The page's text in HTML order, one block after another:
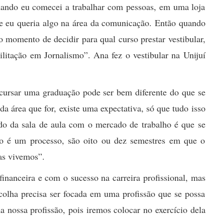
eu comecei a trabalhar com pessoas, em uma loja
queria algo na área da comunicação. Então quando
de decidir para qual curso prestar vestibular,
em Jornalismo”. Ana fez o vestibular na Unijuí
uma graduação pode ser bem diferente do que se
área que for, existe uma expectativa, só que tudo isso
da sala de aula com o mercado de trabalho é que se
um processo, são oito ou dez semestres em que o
vivemos”.
e com o sucesso na carreira profissional, mas
precisa ser focada em uma profissão que se possa
nossa profissão, pois iremos colocar no exercício dela